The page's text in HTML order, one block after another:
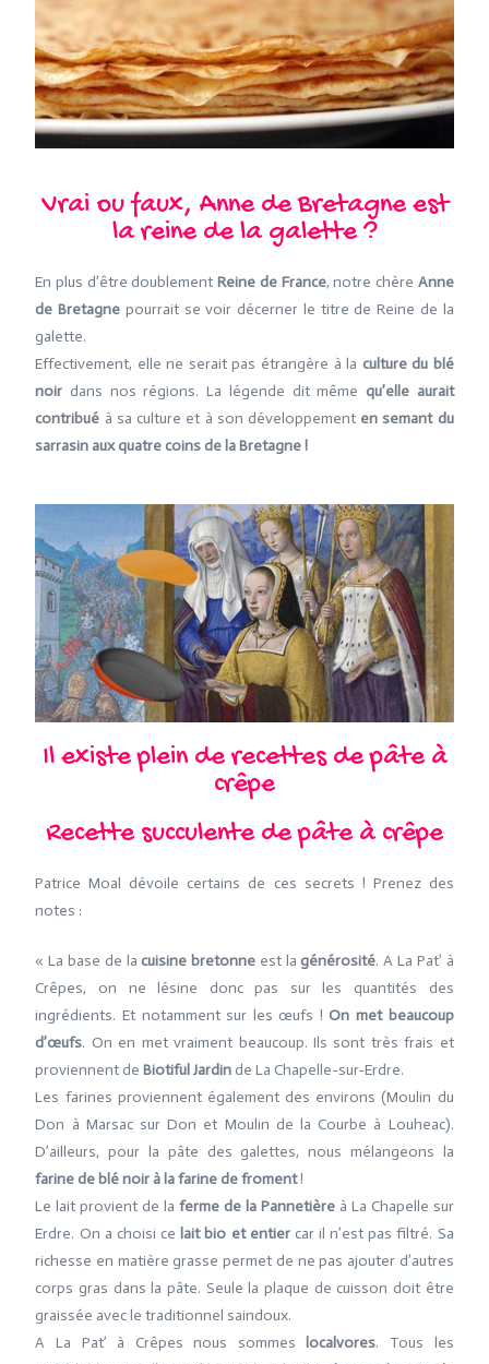
Vrai ou faux, Anne de Bretagne est
la reine de la galette ?
En plus d’être doublementReine de France, notre chère Anne
de Bretagne pourrait se voir décerner le titre de Reine de la
galette.
Effectivement, elle ne serait pas étrangère à la culture du blé
noir dans nos régions. La légende dit même qu’elle aurait
contribué à sa culture et à son développement en semant du
sarrasin aux quatre coins de la Bretagne !
Il existe plein de recettes de pâte à
crêpe
Recette succulente de pâte à crêpe
Patrice Moal dévoile certains de ces secrets ! Prenez des
notes :
« La base de lacuisine bretonne est la générosité. A La Pat’ à
Crêpes, on ne lésine donc pas sur les quantités des
ingrédients. Et notamment sur les œufs ! On met beaucoup
d’œufs. On en met vraiment beaucoup. Ils sont très frais et
proviennent deBiotiful Jardin de La Chapelle-sur-Erdre.
Les farines proviennent également des environs (Moulin du
Don à Marsac sur Don et Moulin de la Courbe à Louheac).
D’ailleurs, pour la pâte des galettes, nous mélangeons la
farine de blé noir à la farine de froment!
Le lait provient de laferme de la Pannetièreà La Chapelle sur
Erdre. On a choisi ce lait bio et entiercar il n’est pas filtré. Sa
richesse en matière grasse permet de ne pas ajouter d’autres
corps gras dans la pâte. Seule la plaque de cuisson doit être
graissée avec le traditionnel saindoux.
A La Pat’ à Crêpes nous sommes localvores. Tous les